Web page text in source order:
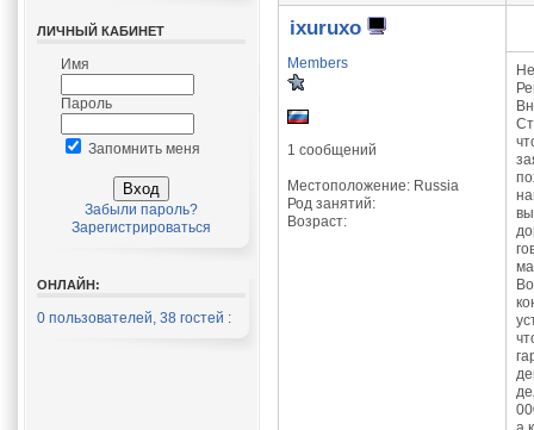
ЛИЧНЫЙ КАБИНЕТ
Имя
Пароль
Запомнить меня
Забыли пароль?
Зарегистрироваться
ОНЛАЙН:
0 пользователей, 38 гостей :
ixuruxo
Members
1 сообщений
Местоположение: Russia
Род занятий:
Возраст: